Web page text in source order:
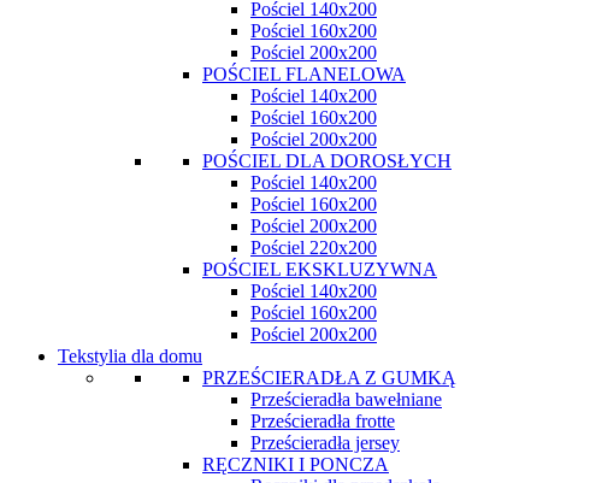
Pościel 140x200
Pościel 160x200
Pościel 200x200
POŚCIEL FLANELOWA
Pościel 140x200
Pościel 160x200
Pościel 200x200
POŚCIEL DLA DOROSŁYCH
Pościel 140x200
Pościel 160x200
Pościel 200x200
Pościel 220x200
POŚCIEL EKSKLUZYWNA
Pościel 140x200
Pościel 160x200
Pościel 200x200
Tekstylia dla domu
PRZEŚCIERADŁA Z GUMKĄ
Prześcieradła bawełniane
Prześcieradła frotte
Prześcieradła jersey
RĘCZNIKI I PONCZA